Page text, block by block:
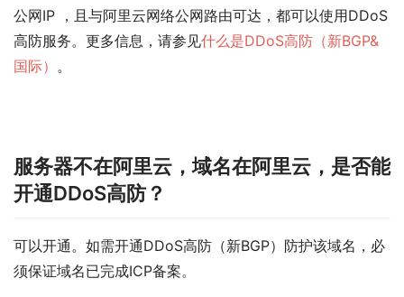
公网IP ，且与阿里云网络公网路由可达，都可以使用DDoS
高防服务。更多信息，请参见什么是DDoS高防（新BGP&
国际） 。
服务器不在阿里云，域名在阿里云，是否能
开通DDoS高防？
可以开通。如需开通DDoS高防（新BGP）防护该域名，必
须保证域名已完成ICP备案。